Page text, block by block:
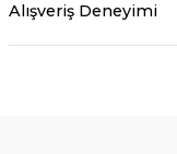
Alışveriş Deneyimi